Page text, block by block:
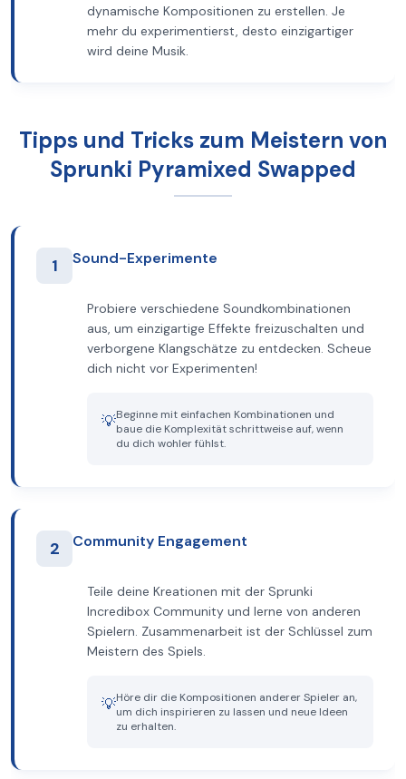
dynamische Kompositionen zu erstellen. Je
mehr du experimentierst, desto einzigartiger
wird deine Musik.
Tipps und Tricks zum Meistern von
Sprunki Pyramixed Swapped
1 Sound-Experimente
Probiere verschiedene Soundkombinationen
aus, um einzigartige Effekte freizuschalten und
verborgene Klangschätze zu entdecken. Scheue
dich nicht vor Experimenten!
💡Beginne mit einfachen Kombinationen und
baue die Komplexität schrittweise auf, wenn
du dich wohler fühlst.
2 Community Engagement
Teile deine Kreationen mit der Sprunki
Incredibox Community und lerne von anderen
Spielern. Zusammenarbeit ist der Schlüssel zum
Meistern des Spiels.
💡Höre dir die Kompositionen anderer Spieler an,
um dich inspirieren zu lassen und neue Ideen
zu erhalten.